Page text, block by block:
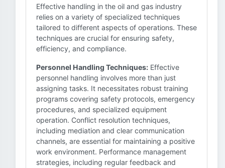
Effective handling in the oil and gas industry
relies on a variety of specialized techniques
tailored to different aspects of operations. These
techniques are crucial for ensuring safety,
efficiency, and compliance.
Personnel Handling Techniques: Effective
personnel handling involves more than just
assigning tasks. It necessitates robust training
programs covering safety protocols, emergency
procedures, and specialized equipment
operation. Conflict resolution techniques,
including mediation and clear communication
channels, are essential for maintaining a positive
work environment. Performance management
strategies, including regular feedback and